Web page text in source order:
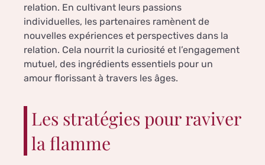
relation. En cultivant leurs passions
individuelles, les partenaires ramènent de
nouvelles expériences et perspectives dans la
relation. Cela nourrit la curiosité et l’engagement
mutuel, des ingrédients essentiels pour un
amour florissant à travers les âges.
Les stratégies pour raviver
la flamme